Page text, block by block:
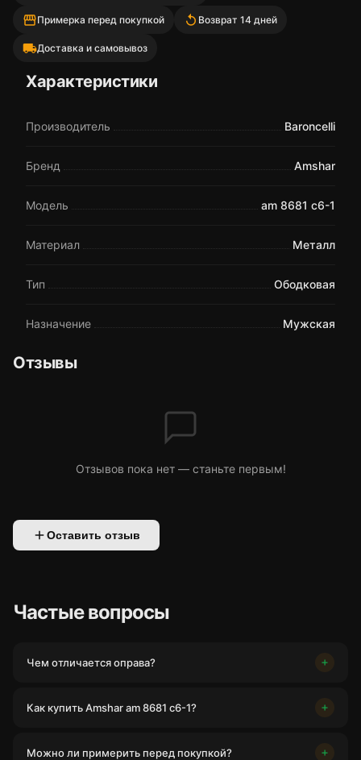
storefrontПримерка перед покупкой replay Возврат 14 дней
local_shippingДоставка и самовывоз
Характеристики
Производитель Baroncelli
Бренд Amshar
Модель am 8681 c6-1
Материал Металл
Тип Ободковая
Назначение Мужская
Отзывы
Отзывов пока нет — станьте первым!
Оставить отзыв
Частые вопросы
Чем отличается оправа?
Как купить Amshar am 8681 c6-1?
Можно ли примерить перед покупкой?